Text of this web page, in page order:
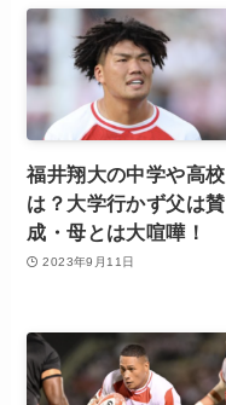
福井翔大の中学や高校
は？大学行かず父は賛
成・母とは大喧嘩！
2023年9月11日